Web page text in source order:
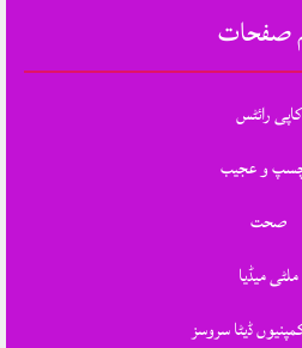
صفحات
کاپی رائٹس
و عجیب
صحت
ملٹی میڈیا
ڈیٹا سروسز